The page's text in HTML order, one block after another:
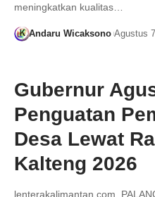
meningkatkan kualitas…
Andaru Wicaksono Agustus
Gubernur
Penguatan
Desa Lewat
Kalteng 2026
lenterakalimantan.com,